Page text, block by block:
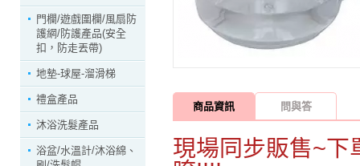
門欄/遊戲圍欄/風扇防
護網/防護產品(安全
扣，防走丟帶)
地墊-球屋-溜滑梯
禮盒產品
沐浴洗髮產品
浴盆/水溫計/沐浴綿、
商品資訊 問與答
現場同步販售~下